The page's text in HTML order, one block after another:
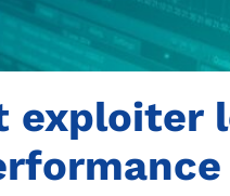
exploiter